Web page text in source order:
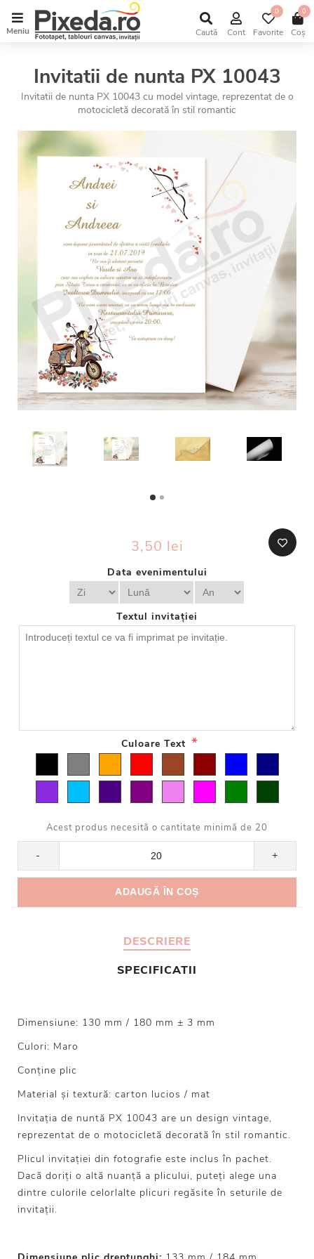
Meniu Caută Cont Favorite
0
Coș
0
Invitatii de nunta PX 10043
Invitatii de nunta PX 10043 cu model vintage, reprezentat de o
motocicletă decorată în stil romantic
3,50 lei
Data evenimentului
Textul invitației
Culoare Text *
Acest produs necesită o cantitate minimă de 20
- +
DESCRIERE
SPECIFICATII
Dimensiune: 130 mm / 180 mm ± 3 mm
Culori: Maro
Conține plic
Material și textură: carton lucios / mat
Invitația de nuntă PX 10043 are un design vintage,
reprezentat de o motocicletă decorată în stil romantic.
Plicul invitației din fotografie este inclus în pachet.
Dacă doriți o altă nuanță a plicului, puteți alege una
dintre culorile celorlalte plicuri regăsite în seturile de
invitații.